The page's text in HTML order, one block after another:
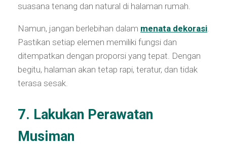
suasana tenang dan natural di halaman rumah.
Namun, jangan berlebihan dalam menata dekorasi
Pastikan setiap elemen memiliki fungsi dan
ditempatkan dengan proporsi yang tepat. Dengan
begitu, halaman akan tetap rapi, teratur, dan tidak
terasa sesak.
7. Lakukan Perawatan
Musiman